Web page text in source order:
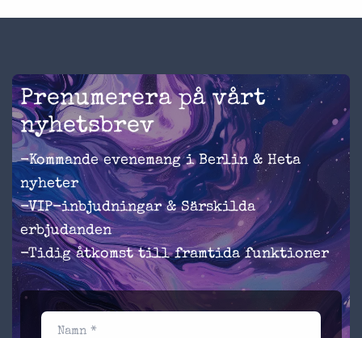
Prenumerera på vårt
nyhetsbrev
-Kommande evenemang i Berlin & Heta
nyheter
-VIP-inbjudningar & Särskilda
erbjudanden
-Tidig åtkomst till framtida funktioner
Namn *